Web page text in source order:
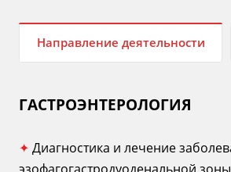
Направление деятельности
ГАСТРОЭНТЕРОЛОГИЯ
✦ Диагностика и лечение